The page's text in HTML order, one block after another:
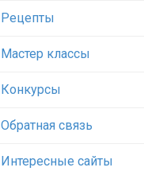
Рецепты
Мастер классы
Конкурсы
Обратная связь
Интересные сайты